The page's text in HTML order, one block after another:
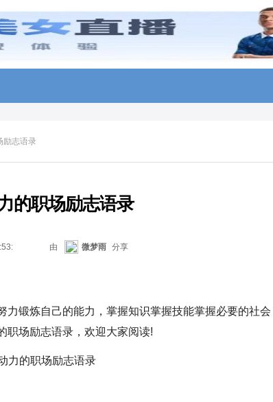
励志语录
的职场励志语录
由 微梦雨 分享
锻炼自己的能力，掌握知识掌握技能掌握必要的社会
职场励志语录，欢迎大家阅读!